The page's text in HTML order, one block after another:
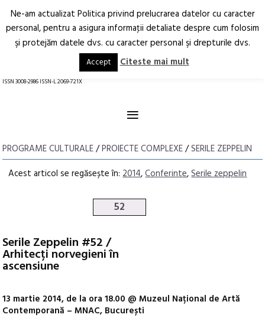
Arhitectură.
Oraș.
RO EN
ISSN 3008-2986 ISSN-L 2069-721X
≡
PROGRAME CULTURALE/PROIECTE COMPLEXE/SERILE ZEPPELIN
Acest articol se regăsește în:2014,Conferinte,Serile zeppelin
52
Serile Zeppelin #52 /
Arhitecți norvegieni în
ascensiune
13 martie 2014, de la ora 18.00 @ Muzeul Național de Artă
Contemporană – MNAC, București
Ne-am actualizat Politica privind prelucrarea datelor cu caracter
personal, pentru a asigura informaţii detaliate despre cum folosim
şi protejăm datele dvs. cu caracter personal şi drepturile dvs.
Accept Citeste mai mult